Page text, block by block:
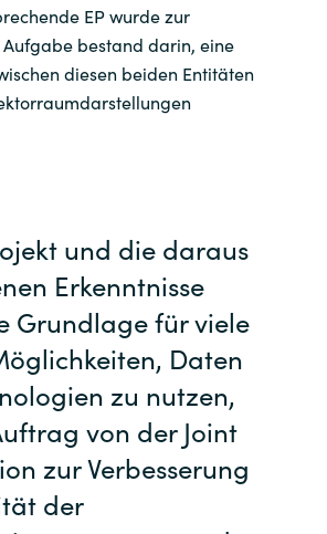
EP wurde zur
Aufgabe bestand darin, eine
diesen beiden Entitäten
und die daraus
Erkenntnisse
Grundlage für viele
Daten
zu nutzen,
von der Joint
zur Verbesserung
der